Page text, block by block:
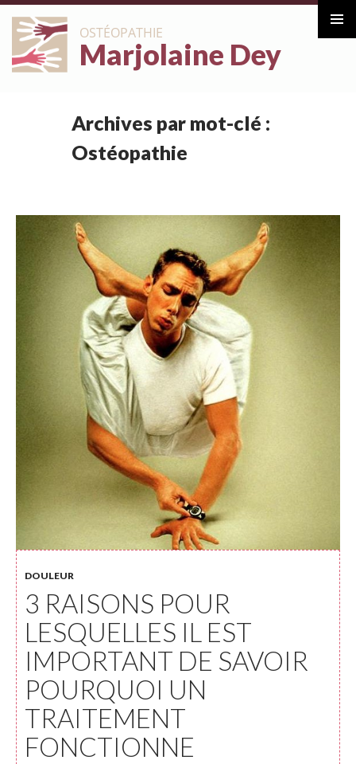
OSTÉOPATHIE
Marjolaine Dey
ALLER
AU
CONTENU
Archives par mot-clé :
Ostéopathie
DOULEUR
3 RAISONS POUR
LESQUELLES IL EST
IMPORTANT DE SAVOIR
POURQUOI UN
TRAITEMENT
FONCTIONNE